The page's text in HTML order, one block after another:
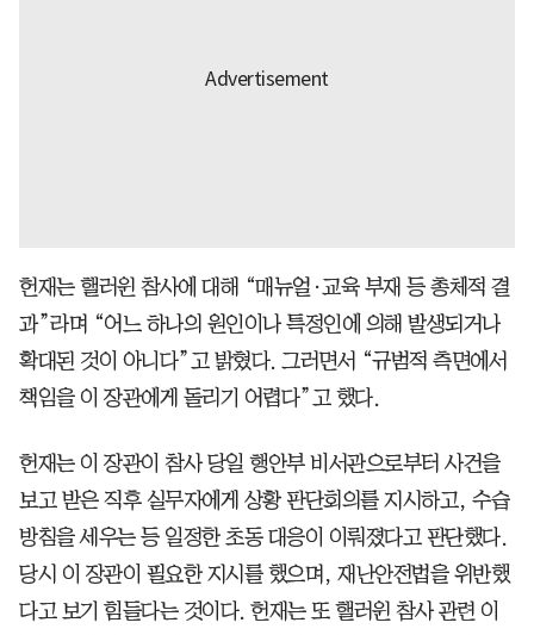
헌재는 핼러윈 참사에 대해 “매뉴얼·교육 부재 등 총체적 결
과”라며 “어느 하나의 원인이나 특정인에 의해 발생되거나
확대된 것이 아니다”고 밝혔다. 그러면서 “규범적 측면에서
책임을 이 장관에게 돌리기 어렵다”고 했다.
헌재는 이 장관이 참사 당일 행안부 비서관으로부터 사건을
보고 받은 직후 실무자에게 상황 판단회의를 지시하고, 수습
방침을 세우는 등 일정한 초동 대응이 이뤄졌다고 판단했다.
당시 이 장관이 필요한 지시를 했으며, 재난안전법을 위반했
다고 보기 힘들다는 것이다. 헌재는 또 핼러윈 참사 관련 이